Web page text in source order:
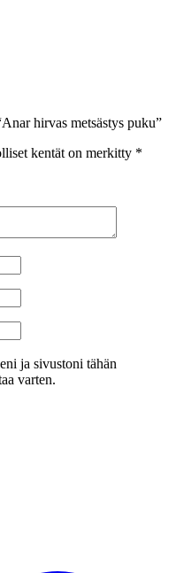
hirvas metsästys puku”
kentät on merkitty *
ja sivustoni tähän
varten.